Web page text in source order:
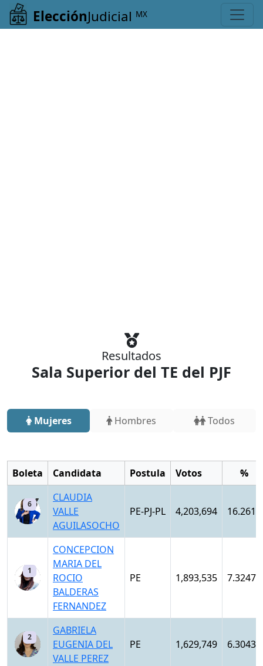
ElecciónJudicial MX
Resultados
Sala Superior del TE del PJF
Mujeres Hombres Todos
Boleta Candidata Postula Votos %
6
CLAUDIA
VALLE
AGUILASOCHO
PE-PJ-PL 4,203,694 16.2611
1
CONCEPCION
MARIA DEL
ROCIO
BALDERAS
FERNANDEZ
PE 1,893,535 7.3247
2
GABRIELA
EUGENIA DEL
VALLE PEREZ
PE 1,629,749 6.3043